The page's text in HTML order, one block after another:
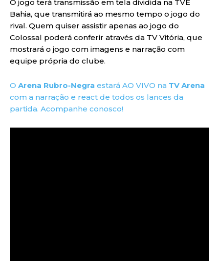
O jogo terá transmissão em tela dividida na TVE
Bahia, que transmitirá ao mesmo tempo o jogo do
rival. Quem quiser assistir apenas ao jogo do
Colossal poderá conferir através da TV Vitória, que
mostrará o jogo com imagens e narração com
equipe própria do clube.
O Arena Rubro-Negra estará AO VIVO na TV Arena
com a narração e react de todos os lances da
partida. Acompanhe conosco!